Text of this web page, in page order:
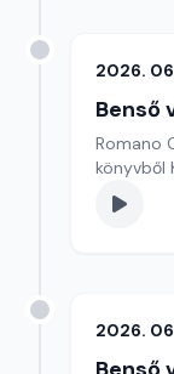
2026.
Benső
Romano
2026.